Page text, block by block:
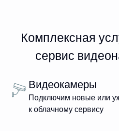
Комплексная
сервис
Видеокамеры
Подключим новые или
к облачному сервису